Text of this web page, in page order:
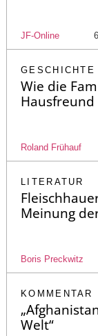
JF-Online 6
GESCHICHTE
Wie die
Roland Frühauf
LITERATUR
Meinung
Boris Preckwitz
KOMMENTAR
Welt“